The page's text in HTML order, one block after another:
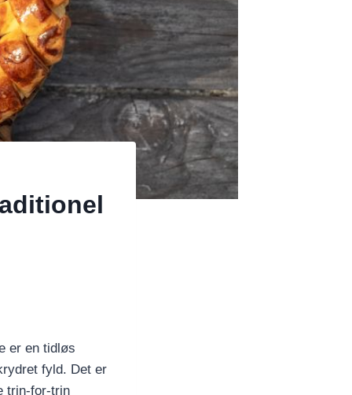
er en tidløs
fyld. Det er
trin-for-trin